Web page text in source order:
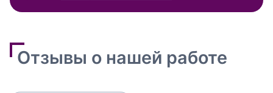
Отзывы о нашей работе